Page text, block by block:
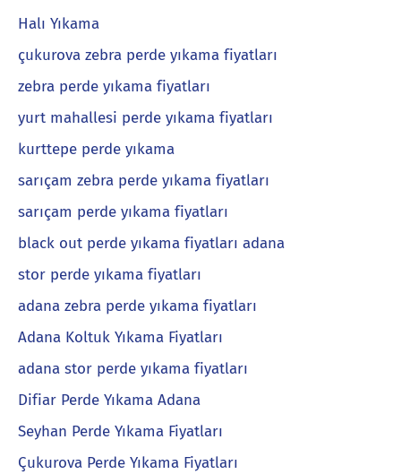
Halı Yıkama
çukurova zebra perde yıkama fiyatları
zebra perde yıkama fiyatları
yurt mahallesi perde yıkama fiyatları
kurttepe perde yıkama
sarıçam zebra perde yıkama fiyatları
sarıçam perde yıkama fiyatları
black out perde yıkama fiyatları adana
stor perde yıkama fiyatları
adana zebra perde yıkama fiyatları
Adana Koltuk Yıkama Fiyatları
adana stor perde yıkama fiyatları
Difiar Perde Yıkama Adana
Seyhan Perde Yıkama Fiyatları
Çukurova Perde Yıkama Fiyatları